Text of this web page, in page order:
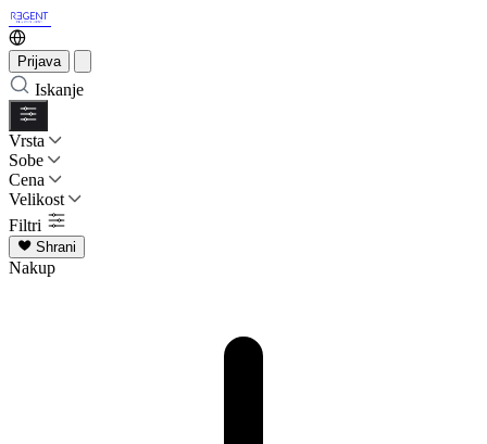
Prijava
Iskanje
Vrsta
Sobe
Cena
Velikost
Filtri
Shrani
Nakup